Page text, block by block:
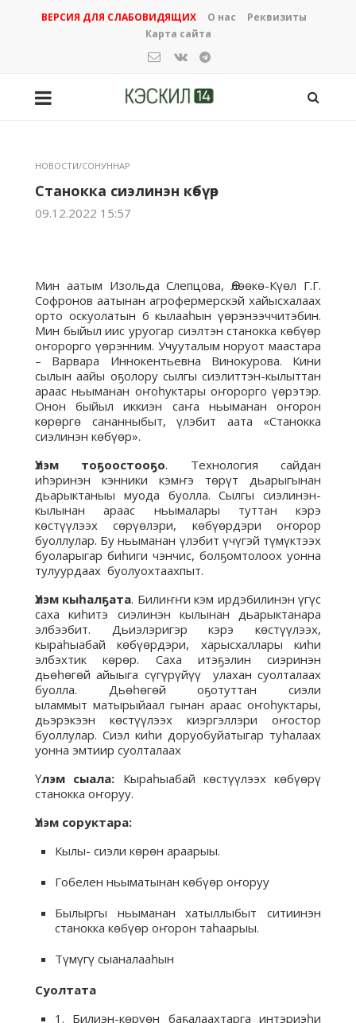
ВЕРСИЯ ДЛЯ СЛАБОВИДЯЩИХ О нас
Реквизиты
Карта сайта
НОВОСТИ/СОНУННАР
Станокка сиэлинэн көбүөр
09.12.2022 15:57
Мин аатым Изольда Слепцова, Өлөөкө-Күөл Г.Г.
Софронов аатынан агрофермерскэй хайысхалаах
орто оскуолатын 6 кылааһын үөрэнээччитэбин.
Мин быйыл иис уруогар сиэлтэн станокка көбүөр
оҥорорго үөрэнним. Учууталым норуот маастара
– Варвара Иннокентьевна Винокурова. Кини
сылын аайы оҕолору сылгы сиэлиттэн-кылыттан
араас ньыманан оҥоһуктары оҥорорго үөрэтэр.
Онон быйыл иккиэн саҥа ньыманан оҥорон
көрөргө сананныбыт, үлэбит аата «Станокка
сиэлинэн көбүөр».
Үлэм тоҕоостооҕо.
Технология сайдан
иһэринэн кэнники кэмҥэ төрүт дьарыгынан
дьарыктаныы муода буолла. Сылгы сиэлинэн-
кылынан араас ньымалары туттан кэрэ
көстүүлээх сөрүөлэри, көбүөрдэри оҥорор
буоллулар. Бу ньыманан үлэбит үчүгэй түмүктээх
буоларыгар биһиги чэнчис, болҕомтолоох уонна
тулуурдаах буолуохтаахпыт.
Үлэм кыһалҕата. Билиҥҥи кэм ирдэбилинэн үгүс
саха киһитэ сиэлинэн кылынан дьарыктанара
элбээбит. Дьиэлэригэр кэрэ көстүүлээх,
кыраһыабай көбүөрдэри, харысхаллары киһи
элбэхтик көрөр. Саха итэҕэлин сиэринэн
дьөһөгөй айыыга сүгүрүйүү улахан суолталаах
буолла. Дьөһөгөй оҕотуттан сиэли
ыламмыт матырыйаал гынан араас оҥоһуктары,
дьэрэкээн көстүүлээх киэргэллэри оҥостор
буоллулар. Сиэл киһи доруобуйатыгар туһалаах
уонна эмтиир суолталаах
Үлэм сыала: Кыраһыабай көстүүлээх көбүөрү
станокка оҥоруу.
Үлэм соруктара:
Кылы- сиэли көрөн араарыы.
Гобелен ньыматынан көбүөр оҥоруу
Былыргы ньыманан хатыллыбыт ситиинэн
станокка көбүөр оҥорон таһаарыы.
Түмүгү сыаналааһын
Суолтата
1. Билиэн-көрүөн баҕалаахтарга интэриэһи